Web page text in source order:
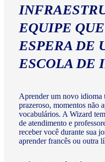
EQUIPE
ESPERA DE
ESCOLA DE
Aprender um novo idioma
prazeroso, momentos não
vocabulários. A Wizard
de atendimento e
receber você durante sua
aprender francês ou outra